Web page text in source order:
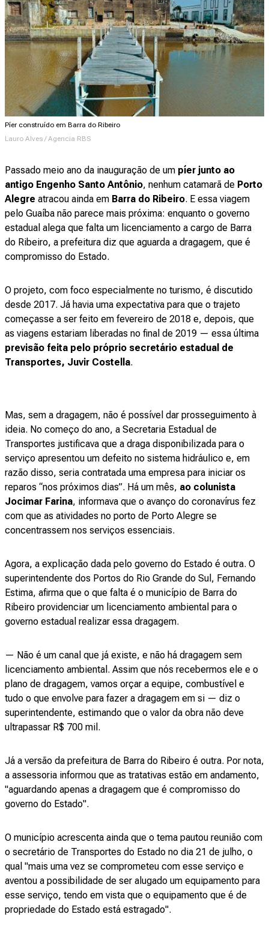
Píer construído em Barra do Ribeiro
Lauro Alves / Agencia RBS
Passado meio ano da inauguração de um píer junto ao
antigo Engenho Santo Antônio, nenhum catamarã de Porto
Alegre atracou ainda em Barra do Ribeiro. E essa viagem
pelo Guaíba não parece mais próxima: enquanto o governo
estadual alega que falta um licenciamento a cargo de Barra
do Ribeiro, a prefeitura diz que aguarda a dragagem, que é
compromisso do Estado.
O projeto, com foco especialmente no turismo, é discutido
desde 2017. Já havia uma expectativa para que o trajeto
começasse a ser feito em fevereiro de 2018 e, depois, que
as viagens estariam liberadas no final de 2019 — essa última
previsão feita pelo próprio secretário estadual de
Transportes, Juvir Costella.
Mas, sem a dragagem, não é possível dar prosseguimento à
ideia. No começo do ano, a Secretaria Estadual de
Transportes justificava que a draga disponibilizada para o
serviço apresentou um defeito no sistema hidráulico e, em
razão disso, seria contratada uma empresa para iniciar os
reparos “nos próximos dias”. Há um mês, ao colunista
Jocimar Farina, informava que o avanço do coronavírus fez
com que as atividades no porto de Porto Alegre se
concentrassem nos serviços essenciais.
Agora, a explicação dada pelo governo do Estado é outra. O
superintendente dos Portos do Rio Grande do Sul, Fernando
Estima, afirma que o que falta é o município de Barra do
Ribeiro providenciar um licenciamento ambiental para o
governo estadual realizar essa dragagem.
— Não é um canal que já existe, e não há dragagem sem
licenciamento ambiental. Assim que nós recebermos ele e o
plano de dragagem, vamos orçar a equipe, combustível e
tudo o que envolve para fazer a dragagem em si — diz o
superintendente, estimando que o valor da obra não deve
ultrapassar R$ 700 mil.
Já a versão da prefeitura de Barra do Ribeiro é outra. Por nota,
a assessoria informou que as tratativas estão em andamento,
"aguardando apenas a dragagem que é compromisso do
governo do Estado".
O município acrescenta ainda que o tema pautou reunião com
o secretário de Transportes do Estado no dia 21 de julho, o
qual "mais uma vez se comprometeu com esse serviço e
aventou a possibilidade de ser alugado um equipamento para
esse serviço, tendo em vista que o equipamento que é de
propriedade do Estado está estragado".